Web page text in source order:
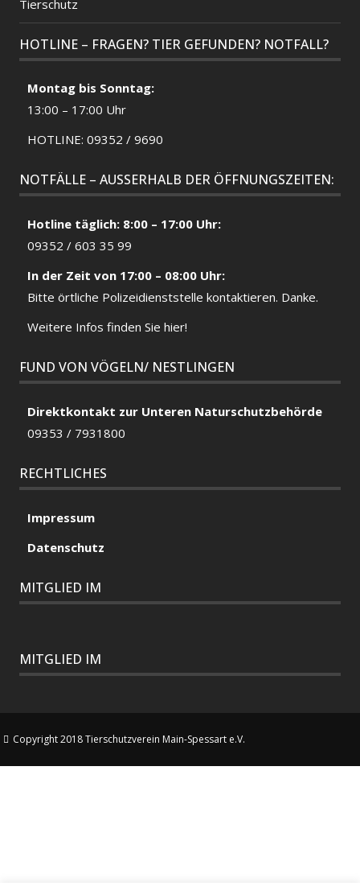
Tierschutz
HOTLINE – FRAGEN? TIER GEFUNDEN? NOTFALL?
Montag bis Sonntag:
13:00 – 17:00 Uhr
HOTLINE: 09352 / 9690
NOTFÄLLE – AUSSERHALB DER ÖFFNUNGSZEITEN:
Hotline täglich: 8:00 – 17:00 Uhr:
09352 / 603 35 99
In der Zeit von 17:00 – 08:00 Uhr:
Bitte örtliche Polizeidienststelle kontaktieren. Danke.
Weitere Infos finden Sie hier!
FUND VON VÖGELN/ NESTLINGEN
Direktkontakt zur Unteren Naturschutzbehörde
09353 / 7931800
RECHTLICHES
Impressum
Datenschutz
MITGLIED IM
MITGLIED IM
Copyright 2018 Tierschutzverein Main-Spessart e.V.